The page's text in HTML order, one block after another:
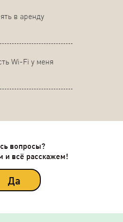
в аренду
Wi-Fi у меня
вопросы?
и всё расскажем!
Да